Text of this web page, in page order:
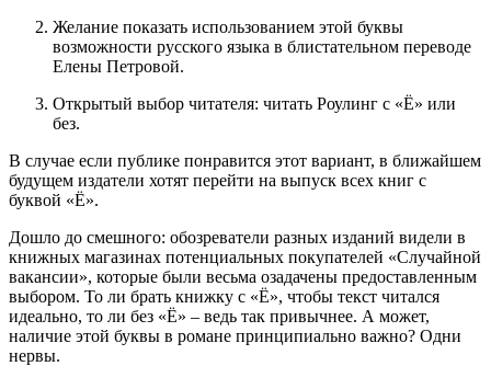
Желание показать использованием этой буквы
возможности русского языка в блистательном переводе
Елены Петровой.
Открытый выбор читателя: читать Роулинг с «Ё» или
без.
В случае если публике понравится этот вариант, в ближайшем
будущем издатели хотят перейти на выпуск всех книг с
буквой «Ё».
Дошло до смешного: обозреватели разных изданий видели в
книжных магазинах потенциальных покупателей «Случайной
вакансии», которые были весьма озадачены предоставленным
выбором. То ли брать книжку с «Ё», чтобы текст читался
идеально, то ли без «Ё» – ведь так привычнее. А может,
наличие этой буквы в романе принципиально важно? Одни
нервы.